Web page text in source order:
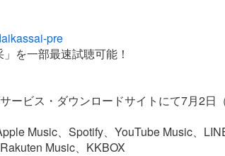
pre
を一部最速試聴可能！
ービス・ダウンロードサイトにて7月2日
Music、Spotify、YouTube Music、
Music、KKBOX